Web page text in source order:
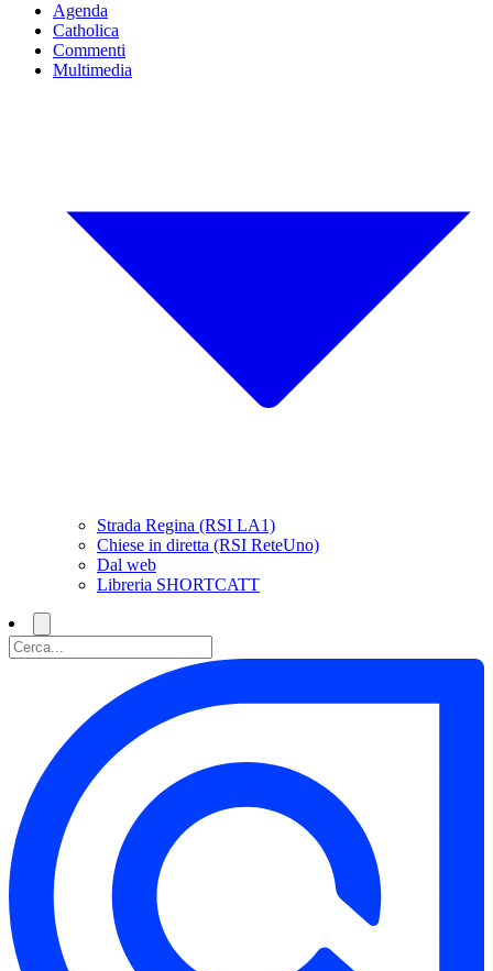
Agenda
Catholica
Commenti
Multimedia
Strada Regina (RSI LA1)
Chiese in diretta (RSI ReteUno)
Dal web
Libreria SHORTCATT